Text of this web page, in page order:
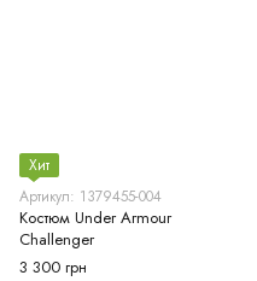
Хит
Артикул: 1379455-004
Костюм Under Armour
Challenger
3 300 грн